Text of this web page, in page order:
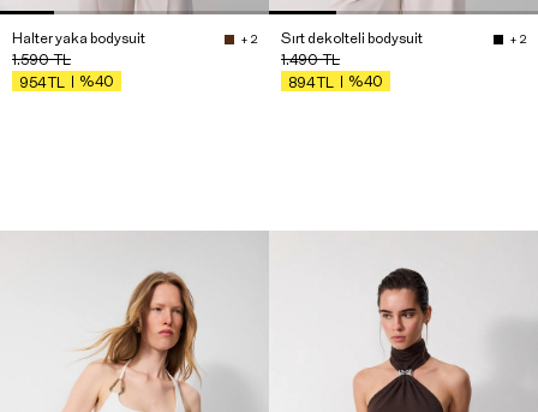
Halter yaka bodysuit + 2
1.590TL
954TL %40
Sırt dekolteli bodysuit + 2
1.490TL
894TL %40